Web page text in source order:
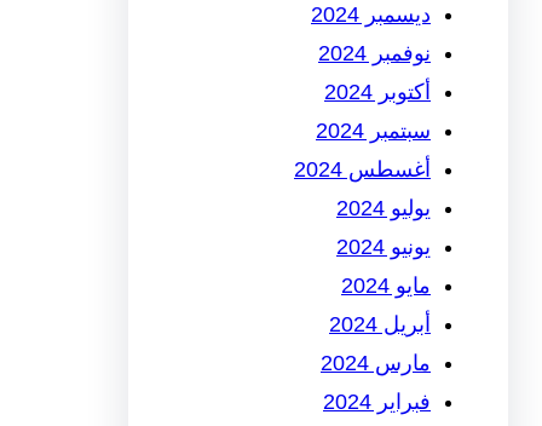
ديسمبر 2024
نوفمبر 2024
أكتوبر 2024
سبتمبر 2024
أغسطس 2024
يوليو 2024
يونيو 2024
مايو 2024
أبريل 2024
مارس 2024
فبراير 2024